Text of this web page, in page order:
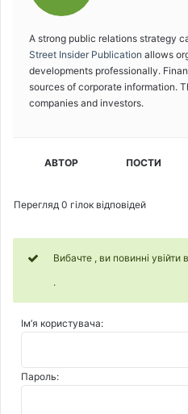
A strong public relations strategy
Street Insider Publication allows
developments professionally.
sources of corporate information.
companies and investors.
АВТОР ПОСТИ
Перегляд 0 гілок відповідей
Вибачте , ви повинні увійти
.
Ім’я користувача:
Пароль: